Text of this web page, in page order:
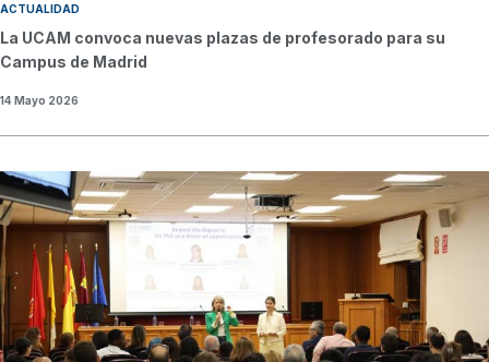
ACTUALIDAD
La UCAM convoca nuevas plazas de profesorado para su
Campus de Madrid
14 Mayo 2026